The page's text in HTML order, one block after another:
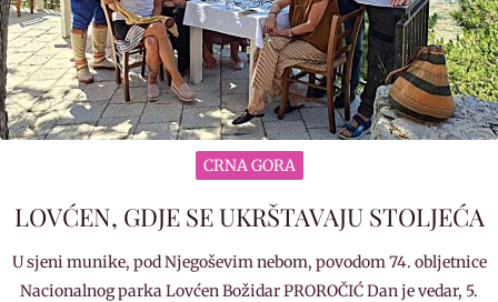
CRNA GORA
LOVĆEN, GDJE SE UKRŠTAVAJU STOLJEĆA
U sjeni munike, pod Njegoševim nebom, povodom 74. obljetnice
Nacionalnog parka Lovćen Božidar PROROČIĆ Dan je vedar, 5.